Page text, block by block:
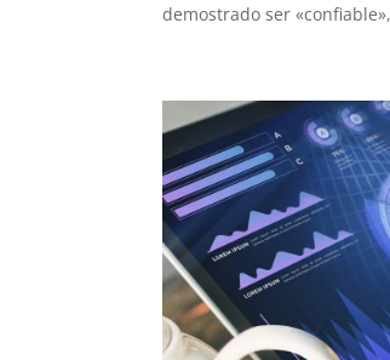
demostrado ser